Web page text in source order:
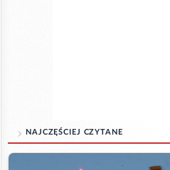
NAJCZĘŚCIEJ CZYTANE